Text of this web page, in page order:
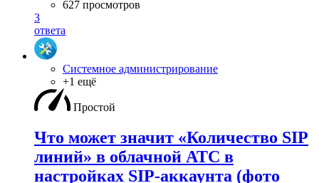
627 просмотров
3
ответа
Системное администрирование
+1 ещё
Простой
Что может значит «Количество SIP
линий» в облачной АТС в
настройках SIP-аккаунта (фото